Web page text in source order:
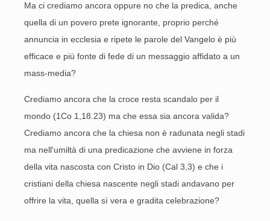
Ma ci crediamo ancora oppure no che la predica, anche
quella di un povero prete ignorante, proprio perché
annuncia in ecclesia e ripete le parole del Vangelo è più
efficace e più fonte di fede di un messaggio affidato a un
mass-media?
Crediamo ancora che la croce resta scandalo per il
mondo (1Co 1,18.23) ma che essa sia ancora valida?
Crediamo ancora che la chiesa non è radunata negli stadi
ma nell'umiltà di una predicazione che avviene in forza
della vita nascosta con Cristo in Dio (Cal 3,3) e che i
cristiani della chiesa nascente negli stadi andavano per
offrire la vita, quella sì vera e gradita celebrazione?